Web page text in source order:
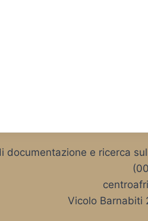
documentazione e ricerca
Vicolo Barnabiti